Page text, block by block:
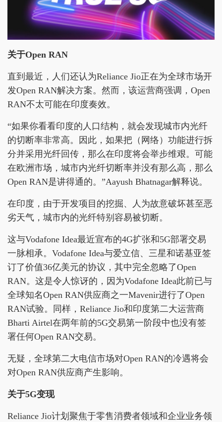
关于Open RAN
直到最近，人们还认为Reliance Jio正在为全球市场开
发Open RAN解决方案。然而，该运营商强调，Open
RAN不太可能在印度奏效。
“如果你看看印度的人口结构，就会发现城市内光纤
的切断率非常高。因此，如果把（网络）功能进行拆
分并采用光纤回传，那么在印度将会举步维艰。可能
在欧洲市场，城市内光纤切断率并没有那么高，那么
Open RAN是讲得通的。”Aayush Bhatnagar解释说。
在印度，由于开发项目的挖掘、人为故意破坏甚至恶
劣天气，城市内的光纤特别容易被切断。
这与Vodafone Idea最近宣布的4G扩张和5G部署交易
一脉相承。Vodafone Idea与爱立信、三星和诺基亚签
订了价值36亿美元的协议，其中完全忽略了Open
RAN。这是令人惊讶的，因为Vodafone Idea此前已与
全球知名Open RAN供应商之一Mavenir进行了Open
RAN试验。同样，Reliance Jio和印度第二大运营商
Bharti Airtel在两年前的5G交易第一阶段中也没有签
署任何Open RAN交易。
无疑，全球第二大电信市场对Open RAN的冷遇将会
对Open RAN供应商产生影响。
关于5G变现
Reliance Jio计划聚焦于零售消费者领域和企业业务领